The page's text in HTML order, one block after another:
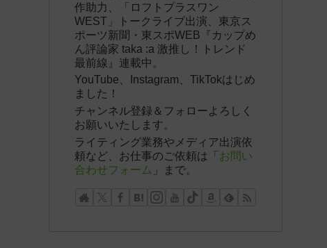
作助力、「ロフトプラスワン
WEST」トークライブ出演、東京ス
ポーツ新聞・東スポWEB『カップめ
ん評論家 taka :a 激推し！トレンド
最前線』連載中。
YouTube、Instagram、TikTokはじめ
ました！
チャンネル登録＆フォローよろしく
お願いいたします。
ライティング業務やメディア出演依
頼など、お仕事のご依頼は「 お問い
合わせフォーム 」まで。